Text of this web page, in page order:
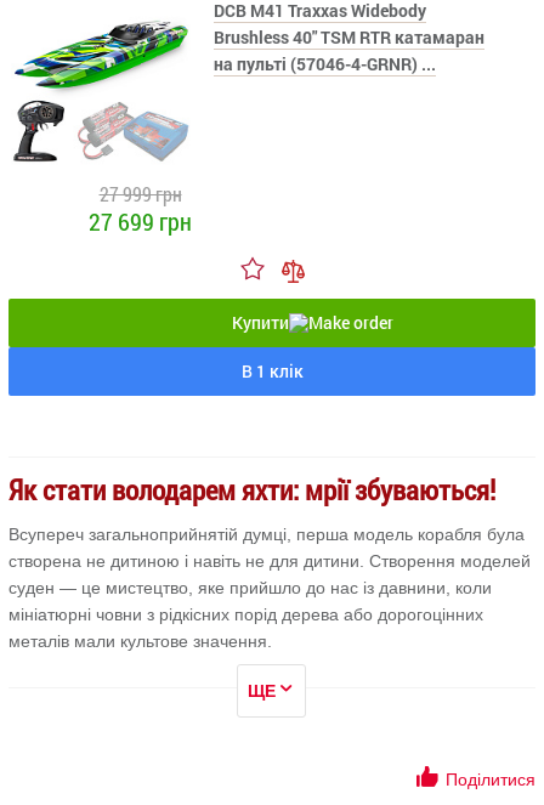
DCB M41 Traxxas Widebody
Brushless 40" TSM RTR катамаран
на пульті (57046-4-GRNR) ...
27 999 грн
27 699 грн
Купити
В 1 клік
Як стати володарем яхти: мрії збуваються!
Всупереч загальноприйнятій думці, перша модель корабля була
створена не дитиною і навіть не для дитини. Створення моделей
суден — це мистецтво, яке прийшло до нас із давнини, коли
мініатюрні човни з рідкісних порід дерева або дорогоцінних
металів мали культове значення.
— бажання приборкати водну стихію тільки зростає з появою на
ЩЕ
Поділитися